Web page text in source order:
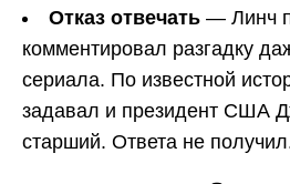
Отказ отвечать — Линч
комментировал разгадку
сериала. По известной
задавал и президент США
старший. Ответа не